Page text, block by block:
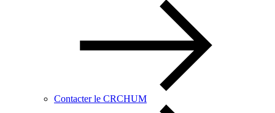
Contacter le CRCHUM